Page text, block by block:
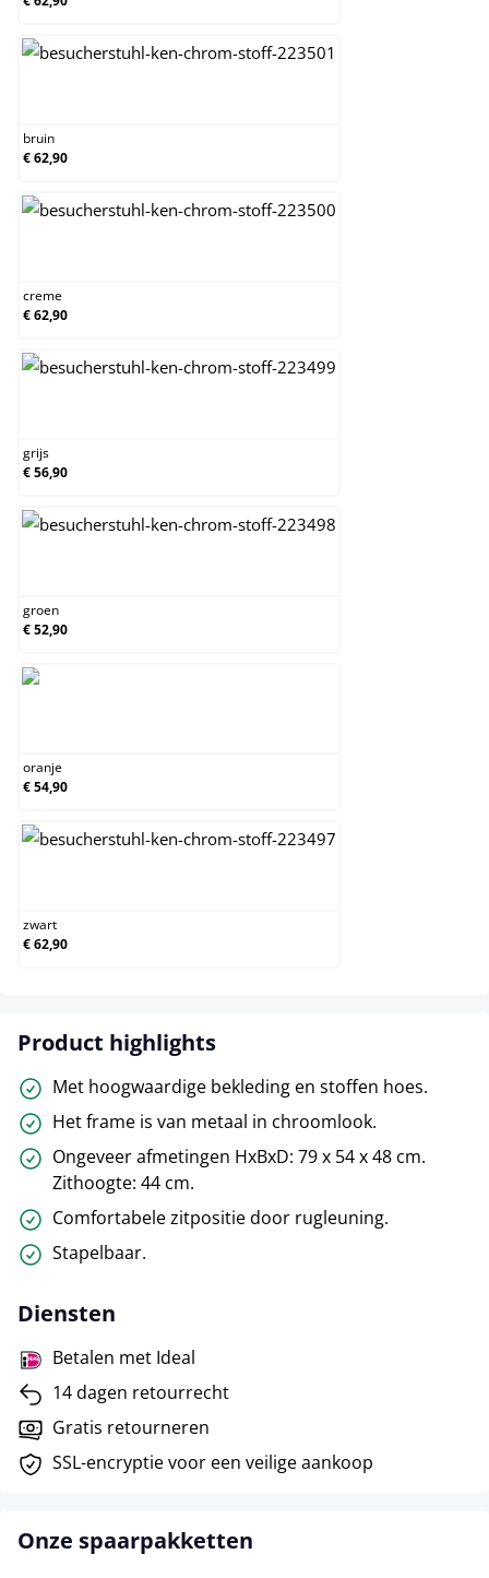
bruin
€ 62,90
creme
€ 62,90
grijs
€ 56,90
groen
€ 52,90
oranje
€ 54,90
zwart
€ 62,90
Product highlights
Met hoogwaardige bekleding en stoffen hoes.
Het frame is van metaal in chroomlook.
Ongeveer afmetingen HxBxD: 79 x 54 x 48 cm.
Zithoogte: 44 cm.
Comfortabele zitpositie door rugleuning.
Stapelbaar.
Diensten
Betalen met Ideal
14 dagen retourrecht
Gratis retourneren
SSL-encryptie voor een veilige aankoop
Onze spaarpakketten